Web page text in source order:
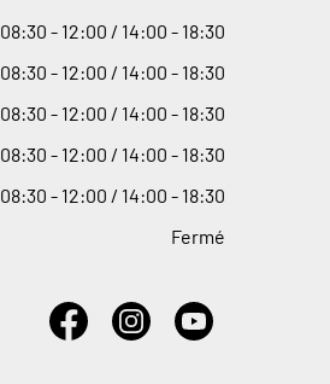
08:30 - 12:00 / 14:00 - 18:30
08:30 - 12:00 / 14:00 - 18:30
08:30 - 12:00 / 14:00 - 18:30
08:30 - 12:00 / 14:00 - 18:30
08:30 - 12:00 / 14:00 - 18:30
Fermé